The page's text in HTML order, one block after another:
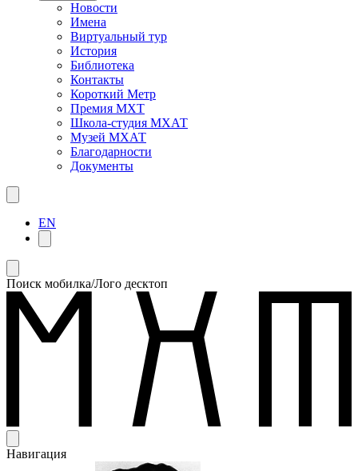
Новости
Имена
Виртуальный тур
История
Библиотека
Контакты
Короткий Метр
Премия МХТ
Школа-студия МХАТ
Музей МХАТ
Благодарности
Документы
EN
Поиск мобилка/Лого десктоп
Навигация